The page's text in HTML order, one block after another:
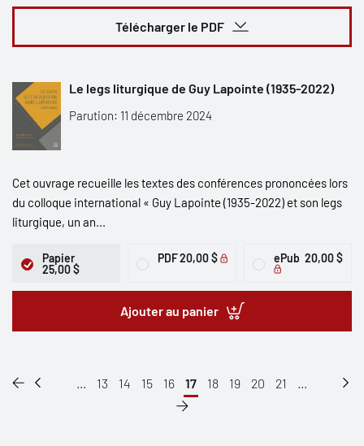
Télécharger le PDF
Le legs liturgique de Guy Lapointe (1935-2022)
Parution: 11 décembre 2024
Cet ouvrage recueille les textes des conférences prononcées lors
du colloque international « Guy Lapointe (1935-2022) et son legs
liturgique, un an...
Papier
25,00 $
PDF20,00 $ ePub 20,00 $
Ajouter au panier
... 13 14 15 16 17 18 19 20 21 ...